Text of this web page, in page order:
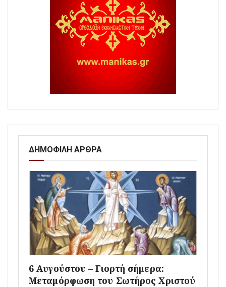
ΔΗΜΟΦΙΛΗ ΑΡΘΡΑ
6 Αυγούστου – Γιορτή σήμερα:
Μεταμόρφωση του Σωτήρος Χριστού